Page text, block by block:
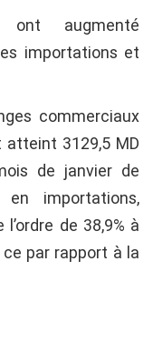
augmenté
importations et
commerciaux
atteint 3129,5 MD
de janvier de
importations,
de 38,9% à
ce par rapport à la